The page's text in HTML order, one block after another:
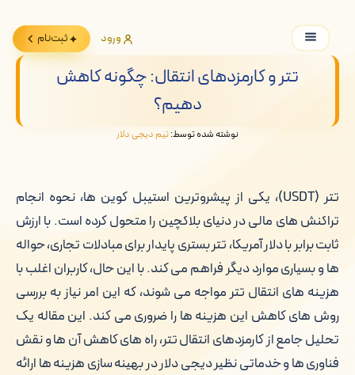
ورود ثبت‌نام
تتر و کارمزدهای انتقال: چگونه کاهش
دهیم؟
نوشته شده توسط:تیم دیجی دلار
تتر (USDT)، یکی از پیشروترین استیبل کوین ها، نحوه انجام
تراکنش های مالی در دنیای بلاکچین را متحول کرده است. با ارزش
ثابت برابر با دلار آمریکا، تتر بستری پایدار برای مبادلات تجاری، حواله
ها و بسیاری موارد دیگر فراهم می کند. با این حال، کاربران اغلب با
هزینه های انتقال تتر مواجه می شوند، که این امر نیاز به بررسی
روش های کاهش این هزینه ها را ضروری می کند. این مقاله یک
تحلیل جامع از کارمزدهای انتقال تتر، راه های کاهش آن ها و نقش
فناوری ها و خدماتی نظیر دیجی دلار در بهینه سازی هزینه ها ارائه